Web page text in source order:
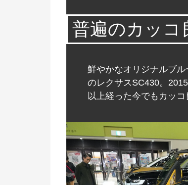
普遍のカッコ
鮮やかなオリジナルブ
のレクサスSC430。
以上経った今でもカッ